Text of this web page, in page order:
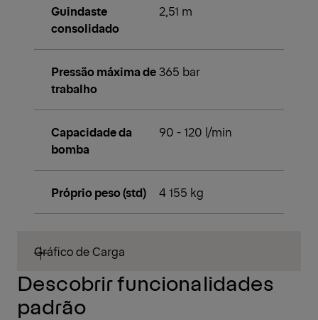
Guindaste
consolidado
2,51 m
Pressão máxima de
trabalho
365 bar
Capacidade da
bomba
90 - 120 l/min
Próprio peso (std) 4 155 kg
Gráfico de Carga
Descobrir funcionalidades
padrão